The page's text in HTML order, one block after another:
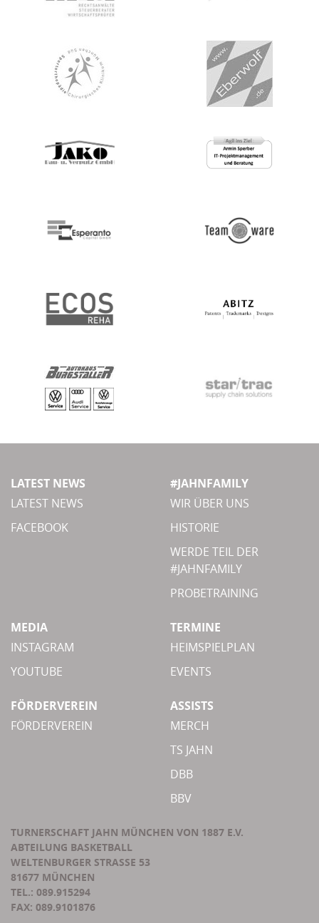
LATEST NEWS
LATEST NEWS
FACEBOOK
#JAHNFAMILY
WIR ÜBER UNS
HISTORIE
WERDE TEIL DER
#JAHNFAMILY
PROBETRAINING
MEDIA
INSTAGRAM
YOUTUBE
TERMINE
HEIMSPIELPLAN
EVENTS
FÖRDERVEREIN
FÖRDERVEREIN
ASSISTS
MERCH
TS JAHN
DBB
BBV
TURNERSCHAFT JAHN MÜNCHEN VON 1887 E.V.
ABTEILUNG BASKETBALL
WELTENBURGER STRASSE 53
81677 MÜNCHEN
TEL.: 089.915294
FAX: 089.9101876